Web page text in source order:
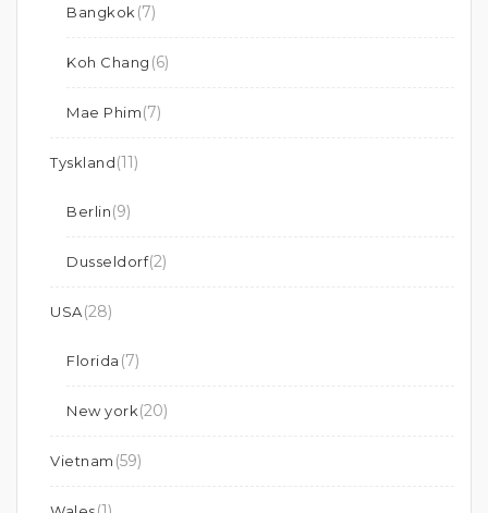
Bangkok (7)
Koh Chang (6)
Mae Phim(7)
Tyskland(11)
Berlin(9)
Dusseldorf(2)
USA(28)
Florida (7)
New york(20)
Vietnam (59)